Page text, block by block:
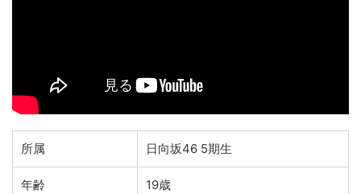
所属 日向坂46 5期生
年齢 19歳